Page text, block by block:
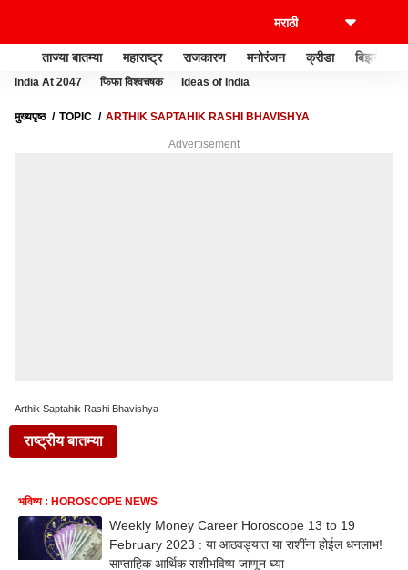
ताज्या बातम्या महाराष्ट्र राजकारण मनोरंजन क्रीडा बिझनेस
India At 2047 फिफा विश्वचषक Ideas of India
मुख्यपृष्ठ TOPIC ARTHIK SAPTAHIK RASHI BHAVISHYA
Advertisement
Arthik Saptahik Rashi Bhavishya
राष्ट्रीय बातम्या
भविष्य : HOROSCOPE NEWS
Weekly Money Career Horoscope 13 to 19
February 2023 : या आठवड्यात या राशींना होईल धनलाभ!
साप्ताहिक आर्थिक राशीभविष्य जाणून घ्या